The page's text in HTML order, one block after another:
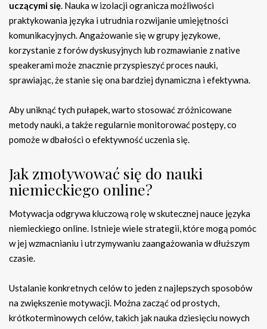
uczącymi się. Nauka w izolacji ogranicza możliwości
praktykowania języka i utrudnia rozwijanie umiejętności
komunikacyjnych. Angażowanie się w grupy językowe,
korzystanie z forów dyskusyjnych lub rozmawianie z native
speakerami może znacznie przyspieszyć proces nauki,
sprawiając, że stanie się ona bardziej dynamiczna i efektywna.
Aby uniknąć tych pułapek, warto stosować zróżnicowane
metody nauki, a także regularnie monitorować postępy, co
pomoże w dbałości o efektywność uczenia się.
Jak zmotywować się do nauki
niemieckiego online?
Motywacja odgrywa kluczową rolę w skutecznej nauce języka
niemieckiego online. Istnieje wiele strategii, które mogą pomóc
w jej wzmacnianiu i utrzymywaniu zaangażowania w dłuższym
czasie.
Ustalanie konkretnych celów to jeden z najlepszych sposobów
na zwiększenie motywacji. Można zacząć od prostych,
krótkoterminowych celów, takich jak nauka dziesięciu nowych